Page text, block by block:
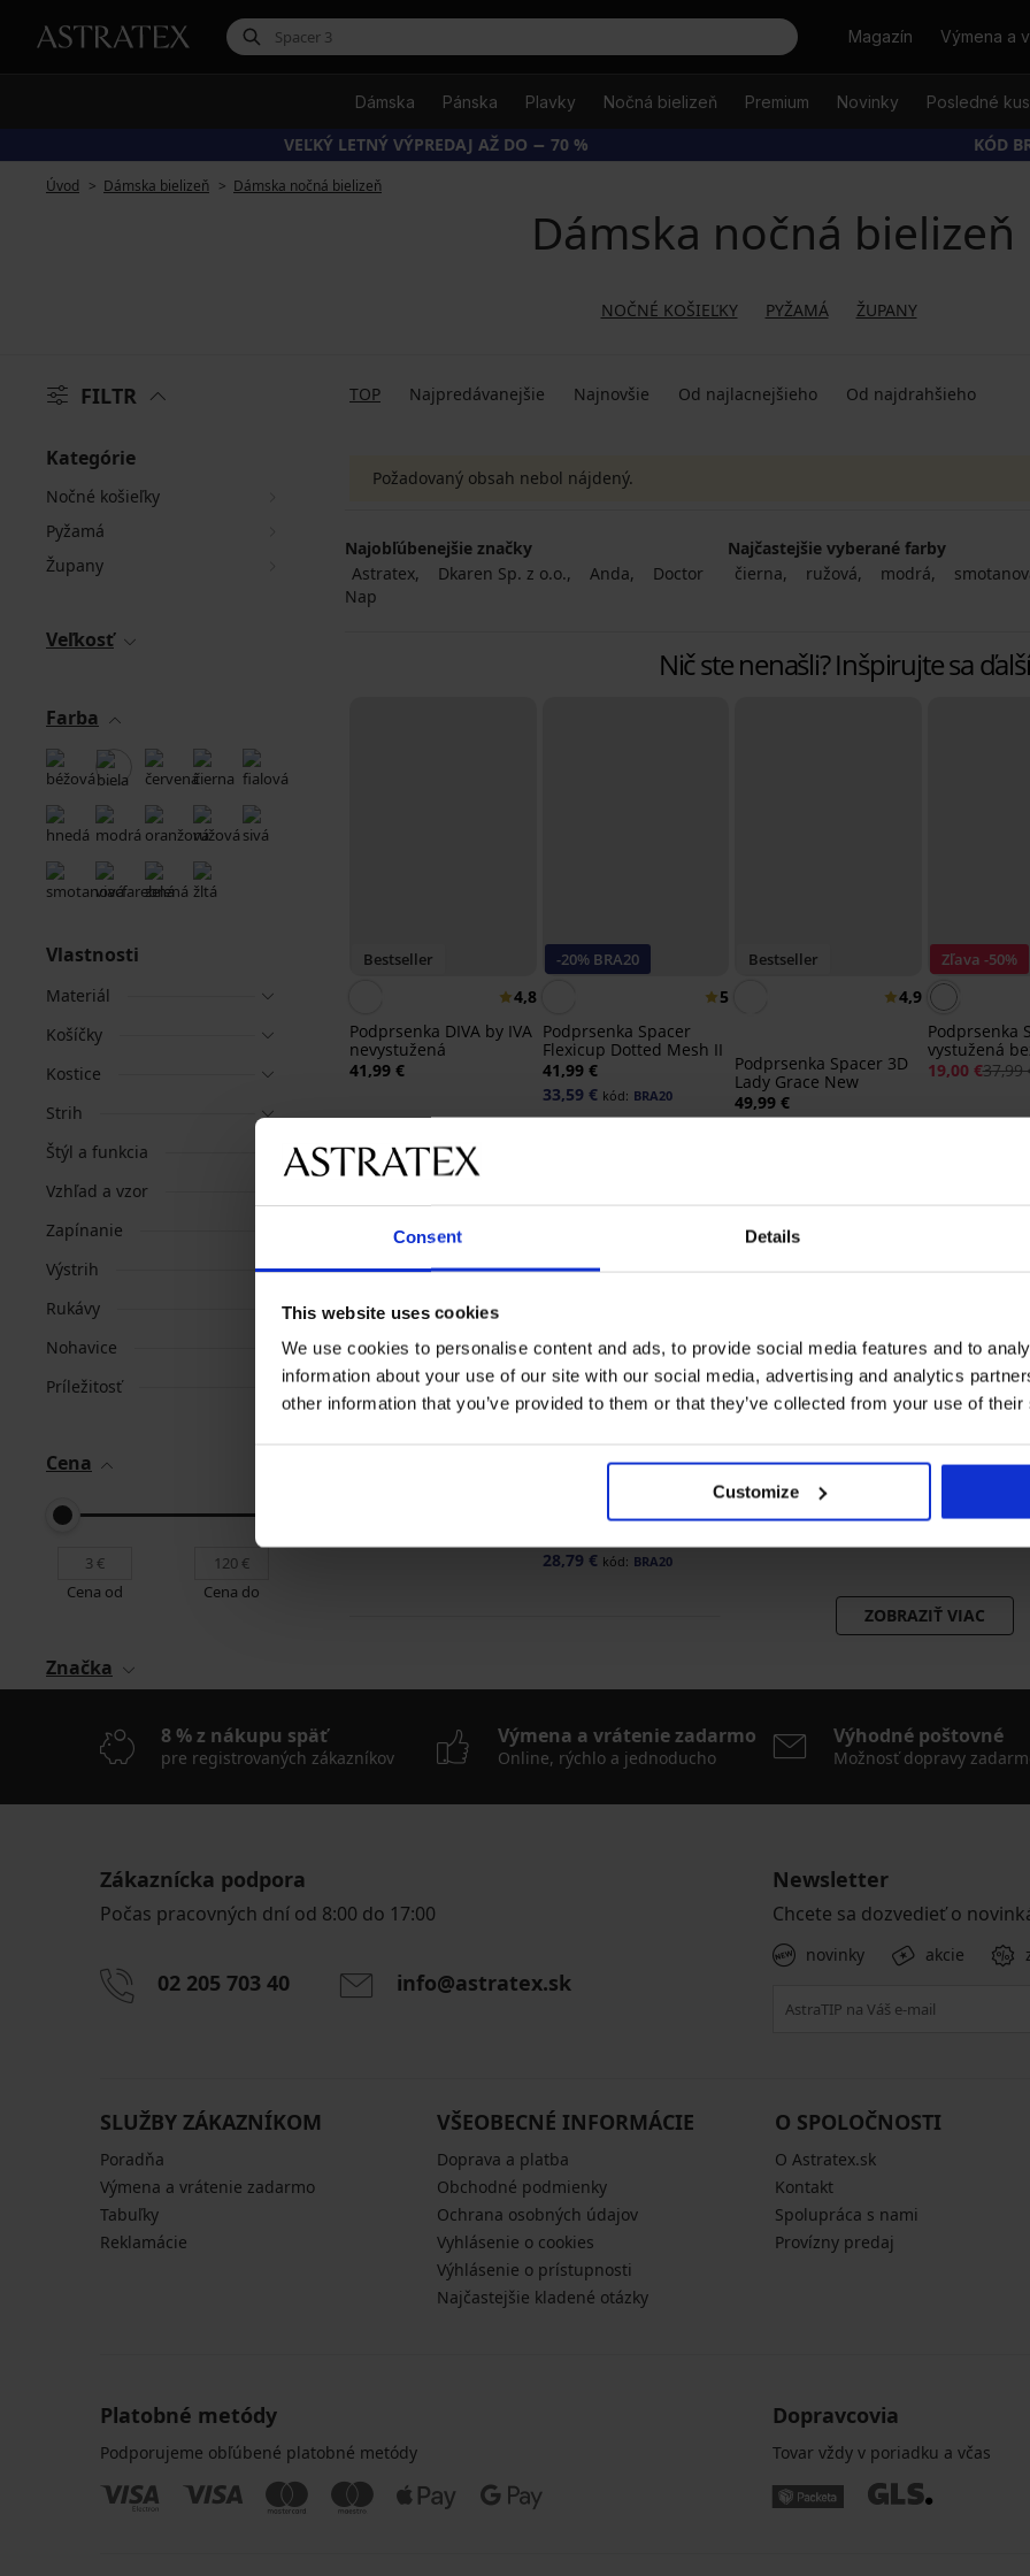
Consent Details
This website uses cookies
We use cookies to personalise content and ads, to provide social media features and to
information about your use of our site with our social media, advertising and analytics
other information that you’ve provided to them or that they’ve collected from your use of
Customize
HľadaťMagazín Výmena a
Dámska Pánska Plavky Nočná bielizeň Premium Novinky Posledné
VEĽKÝ LETNÝ VÝPREDAJ AŽ DO − 70 % KÓD
Úvod Dámska bielizeň Dámska nočná bielizeň
Dámska nočná bielizeň
NOČNÉ KOŠIEĽKY PYŽAMÁ ŽUPANY
FILTR TOP Najpredávanejšie Najnovšie Od najlacnejšieho Od najdrahšieho
Kategórie
Nočné košieľky
Pyžamá
Župany
Veľkosť
Farba
Vlastnosti
Materiál
Košíčky
Kostice
Strih
Štýl a funkcia
Vzhľad a vzor
Zapínanie
Výstrih
Rukávy
Nohavice
Príležitosť
Cena
Cena od Cena do
Značka
Požadovaný obsah nebol nájdený.
Najobľúbenejšie značky
Astratex
Dkaren Sp. z o.o. Anda
Doctor
Nap
Najčastejšie vyberané farby
čierna
ružová modrá
Nič ste nenašli? Inšpirujte sa
Bestseller
4,8
Podprsenka DIVA by IVA
nevystužená
41,99 €
-20% BRA20
5
Podprsenka Spacer
Flexicup Dotted Mesh II
41,99 €
33,59 € kód: BRA20
Bestseller
4,9
Podprsenka Spacer 3D
Lady Grace New
49,99 €
Zľava -50%
Podprsenka
vystužená
19,00 €37,99
-20% BRA20 -20% BRA20
Basic vystužená
28,79 € kód: BRA20
Bestseller
Podprsenka Spacer
Delicate Flower
41,99 €
Bestseller
Podprsenka
ZOBRAZIŤ VIAC
8 % z nákupu späť
pre registrovaných zákazníkov
Výmena a vrátenie zadarmo
Online, rýchlo a jednoducho
Výhodné poštovné
Možnosť dopravy
Zákaznícka podpora
Počas pracovných dní od 8:00 do 17:00
02 205 703 40 info@astratex.sk
Newsletter
Chcete sa dozvedieť o
novinky akcie
SLUŽBY ZÁKAZNÍKOM
Poradňa
Výmena a vrátenie zadarmo
Tabuľky
Reklamácie
VŠEOBECNÉ INFORMÁCIE
Doprava a platba
Obchodné podmienky
Ochrana osobných údajov
Vyhlásenie o cookies
Výhlásenie o prístupnosti
Najčastejšie kladené otázky
O SPOLOČNOSTI
O Astratex.sk
Kontakt
Spolupráca s nami
Provízny predaj
Platobné metódy
Podporujeme obľúbené platobné metódy
Dopravcovia
Tovar vždy v poriadku a včas